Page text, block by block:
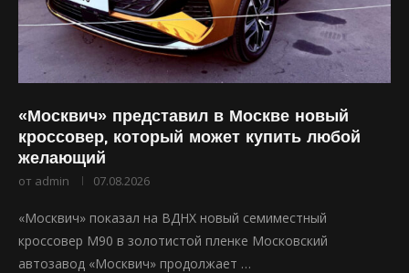
«Москвич» представил в Москве новый
кроссовер, который может купить любой
желающий
от admin 07.08.2026
«Москвич» показал на ВДНХ новый семиместный
кроссовер М90 в золотистой пленке Московский
автозавод «Москвич» продолжает …